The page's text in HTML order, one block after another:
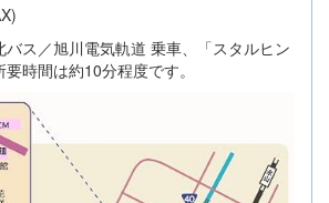
ス／旭川電気軌道 乗車、「スタルヒン
時間は約10分程度です。